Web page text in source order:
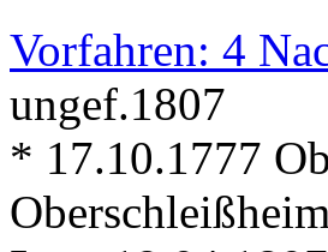
Vorfahren: 4
ungef.1807
* 17.10.1777
Oberschleißheim